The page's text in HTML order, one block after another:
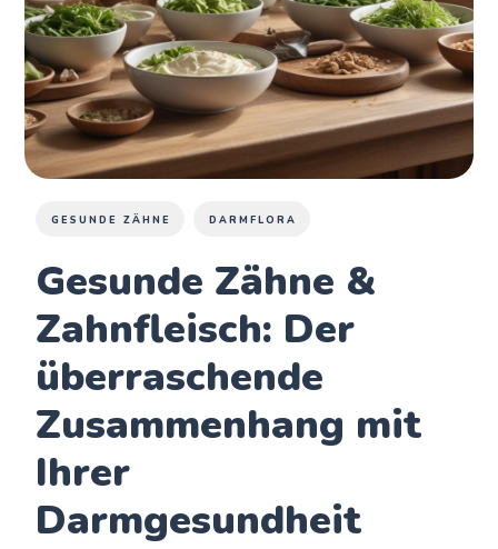
GESUNDE ZÄHNE DARMFLORA
Gesunde Zähne &
Zahnfleisch: Der
überraschende
Zusammenhang mit
Ihrer
Darmgesundheit